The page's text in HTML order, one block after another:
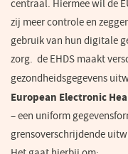
centraal. Hiermee wil de
zij meer controle en
gebruik van hun digitale
zorg. de EHDS maakt
gezondheidsgegevens
European Electronic
– een uniform
grensoverschrijdende